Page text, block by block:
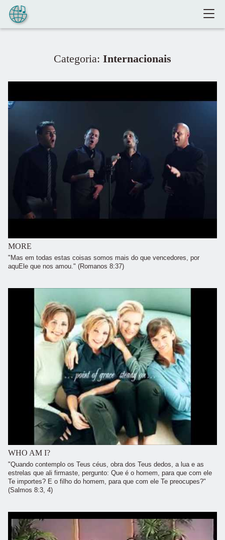
Pular para o conteúdo
Categoria: Internacionais
MORE
"Mas em todas estas coisas somos mais do que vencedores, por
aquEle que nos amou." (Romanos 8:37)
WHO AM I?
"Quando contemplo os Teus céus, obra dos Teus dedos, a lua e as
estrelas que ali firmaste, pergunto: Que é o homem, para que com ele
Te importes? E o filho do homem, para que com ele Te preocupes?"
(Salmos 8:3, 4)